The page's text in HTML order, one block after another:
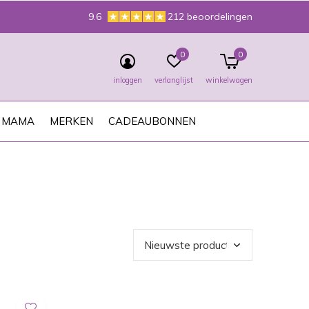
MAMA MERKEN CADEAUBONNEN
inloggen verlanglijst
0
winkelwagen
0
9.6 212 beoordelingen